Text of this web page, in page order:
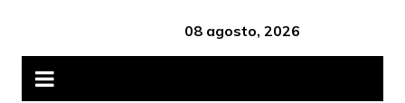
08 agosto, 2026